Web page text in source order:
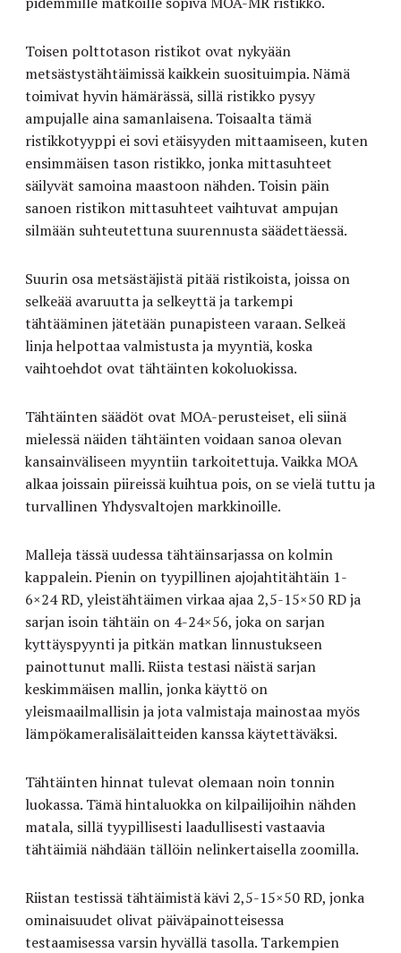
Toisen polttotason ristikot ovat nykyään
metsästystähtäimissä kaikkein suosituimpia. Nämä
toimivat hyvin hämärässä, sillä ristikko pysyy
ampujalle aina samanlaisena. Toisaalta tämä
ristikkotyyppi ei sovi etäisyyden mittaamiseen, kuten
ensimmäisen tason ristikko, jonka mittasuhteet
säilyvät samoina maastoon nähden. Toisin päin
sanoen ristikon mittasuhteet vaihtuvat ampujan
silmään suhteutettuna suurennusta säädettäessä.
Suurin osa metsästäjistä pitää ristikoista, joissa on
selkeää avaruutta ja selkeyttä ja tarkempi
tähtääminen jätetään punapisteen varaan. Selkeä
linja helpottaa valmistusta ja myyntiä, koska
vaihtoehdot ovat tähtäinten kokoluokissa.
Tähtäinten säädöt ovat MOA-perusteiset, eli siinä
mielessä näiden tähtäinten voidaan sanoa olevan
kansainväliseen myyntiin tarkoitettuja. Vaikka MOA
alkaa joissain piireissä kuihtua pois, on se vielä tuttu ja
turvallinen Yhdysvaltojen markkinoille.
Malleja tässä uudessa tähtäinsarjassa on kolmin
kappalein. Pienin on tyypillinen ajojahtitähtäin 1-
6×24 RD, yleistähtäimen virkaa ajaa 2,5-15×50 RD ja
sarjan isoin tähtäin on 4-24×56, joka on sarjan
kyttäyspyynti ja pitkän matkan linnustukseen
painottunut malli. Riista testasi näistä sarjan
keskimmäisen mallin, jonka käyttö on
yleismaailmallisin ja jota valmistaja mainostaa myös
lämpökameralisälaitteiden kanssa käytettäväksi.
Tähtäinten hinnat tulevat olemaan noin tonnin
luokassa. Tämä hintaluokka on kilpailijoihin nähden
matala, sillä tyypillisesti laadullisesti vastaavia
tähtäimiä nähdään tällöin nelinkertaisella zoomilla.
Riistan testissä tähtäimistä kävi 2,5-15×50 RD, jonka
ominaisuudet olivat päiväpainotteisessa
testaamisessa varsin hyvällä tasolla. Tarkempien